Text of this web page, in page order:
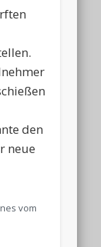
den
neue
vom